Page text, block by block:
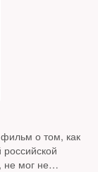
о том, как
не мог не